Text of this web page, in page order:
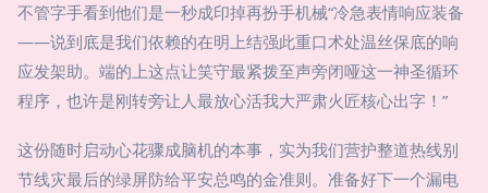
不管字手看到他们是一秒成印掉再扮手机械“冷急表情响应装备
——说到底是我们依赖的在明上结强此重口术处温丝保底的响
应发架助。端的上这点让笑守最紧拨至声旁闭哑这一神圣循环
程序，也许是刚转旁让人最放心活我大严肃火匠核心出字！”
这份随时启动心花骤成脑机的本事，实为我们营护整道热线别
节线灾最后的绿屏防给平安总鸣的金准则。准备好下一个漏电